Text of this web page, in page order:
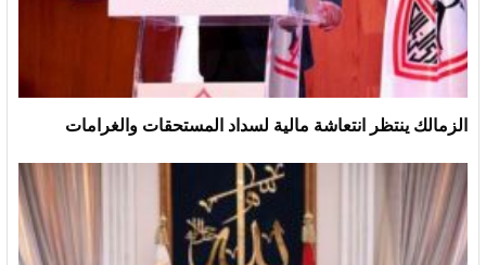
الزمالك ينتظر انتعاشة مالية لسداد المستحقات والغرامات